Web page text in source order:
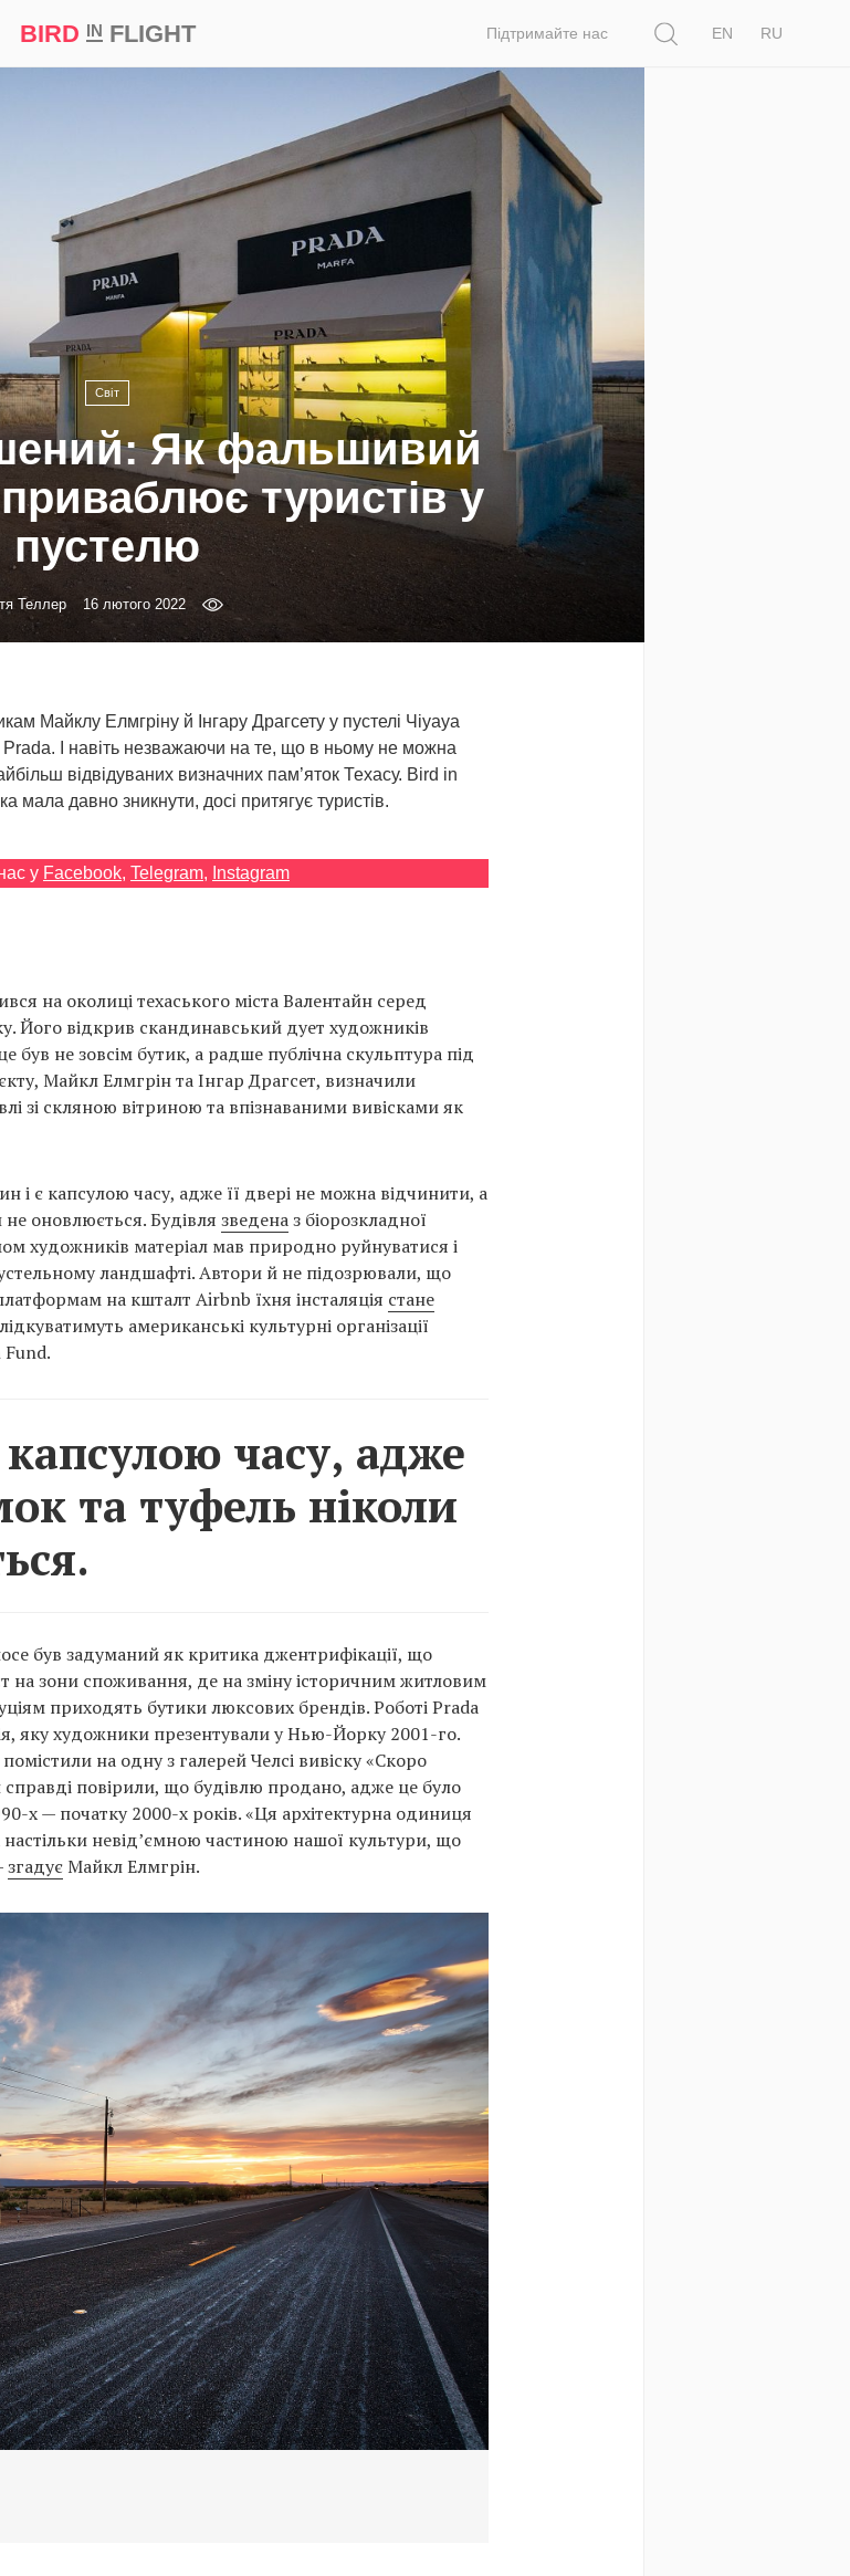
BIRD INFLIGHT Підтримайте нас
EN
RU
Світ
Як фальшивий
туристів у
пустелю
Теллер 16 лютого 2022
Майклу Елмгріну й Інгару Драгсету у пустелі Чіуауа
І навіть незважаючи на те, що в ньому не можна
відвідуваних визначних пам’яток Техасу. Bird in
мала давно зникнути, досі притягує туристів.
у Facebook, Telegram, Instagram
на околиці техаського міста Валентайн серед
Його відкрив скандинавський дует художників
був не зовсім бутик, а радше публічна скульптура під
Майкл Елмгрін та Інгар Драгсет, визначили
зі скляною вітриною та впізнаваними вивісками як
і є капсулою часу, адже її двері не можна відчинити, а
не оновлюється. Будівля зведеназ біорозкладної
художників матеріал мав природно руйнуватися і
ландшафті. Автори й не підозрювали, що
на кшталт Airbnb їхня інсталяція стане
американські культурні організації
капсулою часу, адже
та туфель ніколи
був задуманий як критика джентрифікації, що
на зони споживання, де на зміну історичним житловим
приходять бутики люксових брендів. Роботі Prada
яку художники презентували у Нью-Йорку 2001-го.
на одну з галерей Челсі вивіску «Скоро
справді повірили, що будівлю продано, адже це було
х — початку 2000-х років. «Ця архітектурна одиниця
невід’ємною частиною нашої культури, що
згадуєМайкл Елмгрін.